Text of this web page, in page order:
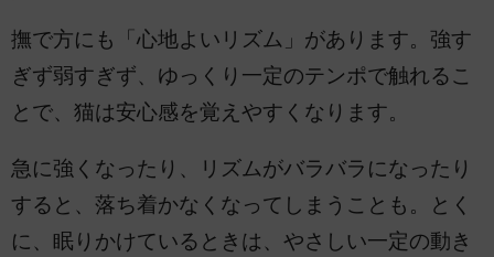
撫で方にも「心地よいリズム」があります。強す
ぎず弱すぎず、ゆっくり一定のテンポで触れるこ
とで、猫は安心感を覚えやすくなります。
急に強くなったり、リズムがバラバラになったり
すると、落ち着かなくなってしまうことも。とく
に、眠りかけているときは、やさしい一定の動き